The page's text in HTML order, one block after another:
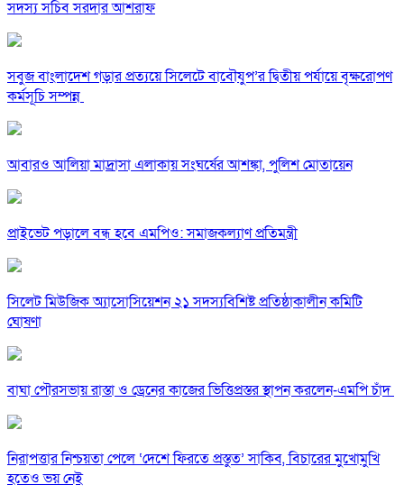
সদস্য সচিব সরদার আশরাফ
সবুজ বাংলাদেশ গড়ার প্রত্যয়ে সিলেটে বাবৌযুপ’র দ্বিতীয় পর্যায়ে বৃক্ষরোপণ
কর্মসূচি সম্পন্ন
আবারও আলিয়া মাদ্রাসা এলাকায় সংঘর্ষের আশঙ্কা, পুলিশ মোতায়েন
প্রাইভেট পড়ালে বন্ধ হবে এমপিও: সমাজকল্যাণ প্রতিমন্ত্রী
সিলেট মিউজিক অ্যাসোসিয়েশন ২১ সদস্যবিশিষ্ট প্রতিষ্ঠাকালীন কমিটি
ঘোষণা
বাঘা পৌরসভায় রাস্তা ও ড্রেনের কাজের ভিত্তিপ্রস্তর স্থাপন করলেন-এমপি চাঁদ
নিরাপত্তার নিশ্চয়তা পেলে ‘দেশে ফিরতে প্রস্তুত’ সাকিব, বিচারের মুখোমুখি
হতেও ভয় নেই